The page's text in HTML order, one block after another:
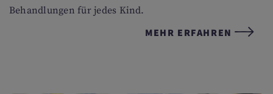
Behandlungen für jedes Kind.
MEHR ERFAHREN